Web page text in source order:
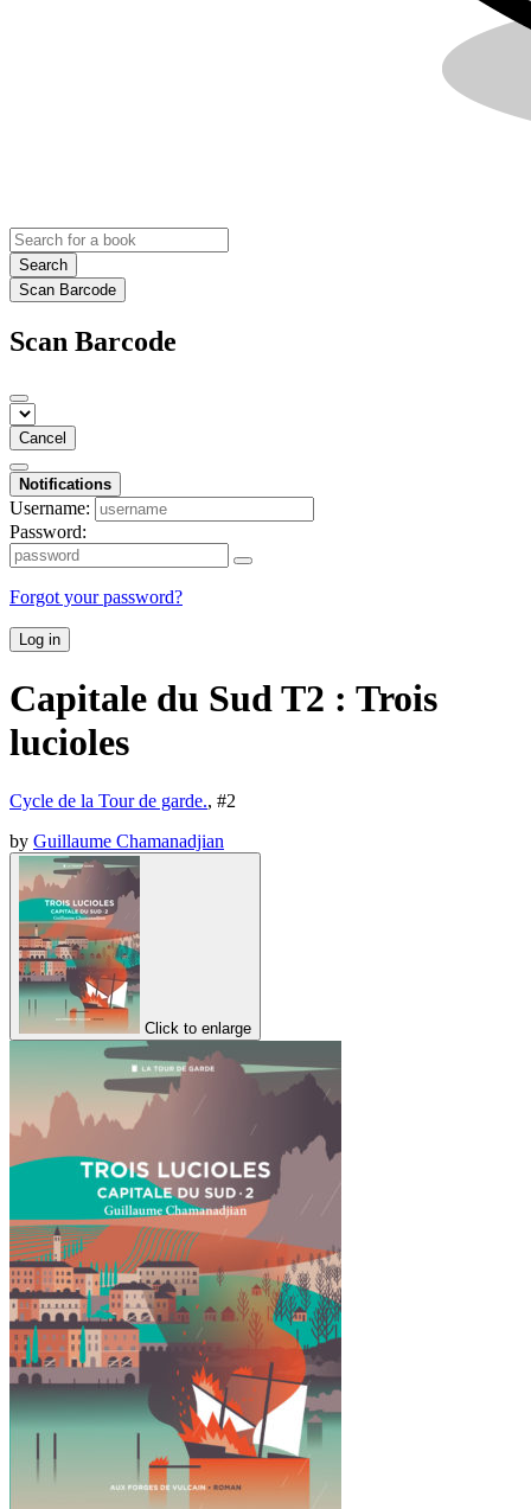
Search
Scan Barcode
Scan Barcode
Cancel
Notifications
Username:
Password:
Forgot your password?
Log in
Capitale du Sud T2 : Trois
lucioles
Cycle de la Tour de garde., #2
by Guillaume Chamanadjian
Click to enlarge